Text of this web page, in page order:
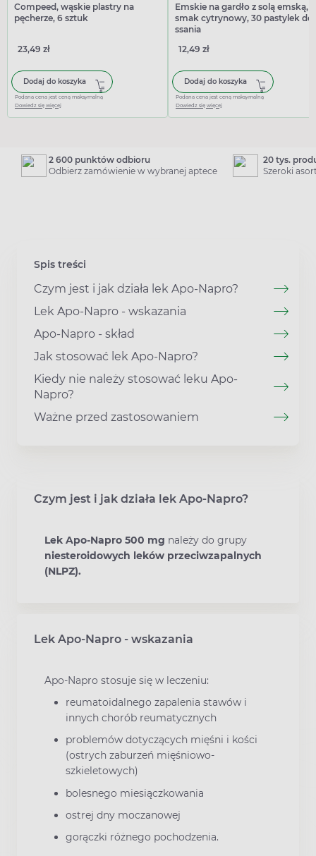
Compeed, wąskie plastry na
pęcherze, 6 sztuk
23,49 zł
Dodaj do koszyka
Podana cena jest ceną maksymalną
Dowiedz się więcej
Emskie na gardło z solą emską,
smak cytrynowy, 30 pastylek do
ssania
12,49 zł
Dodaj do koszyka
Podana cena jest ceną maksymalną
Dowiedz się więcej
2 600 punktów odbioru
Odbierz zamówienie w wybranej aptece
20 tys.
Szeroki
Spis treści
Czym jest i jak działa lek Apo-Napro?
Lek Apo-Napro - wskazania
Apo-Napro - skład
Jak stosować lek Apo-Napro?
Kiedy nie należy stosować leku Apo-
Napro?
Ważne przed zastosowaniem
Czym jest i jak działa lek Apo-Napro?
Lek Apo-Napro 500 mg należy do grupy
niesteroidowych leków przeciwzapalnych
(NLPZ).
Lek Apo-Napro - wskazania
Apo-Napro stosuje się w leczeniu:
reumatoidalnego zapalenia stawów i
innych chorób reumatycznych
problemów dotyczących mięśni i kości
(ostrych zaburzeń mięśniowo-
szkieletowych)
bolesnego miesiączkowania
ostrej dny moczanowej
gorączki różnego pochodzenia.